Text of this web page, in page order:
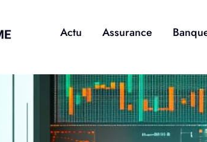
Actu Assurance